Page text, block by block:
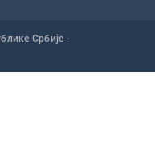
Србије -